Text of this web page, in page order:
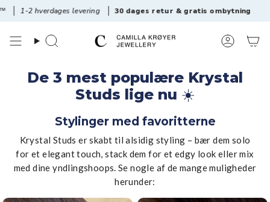
Videre levering 30 dages retur & gratis ombytning Det
Søg Konto
De 3 mest populære Krystal
Studs lige nu ☀️
Stylinger med favoritterne
Krystal Studs er skabt til alsidig styling – bær dem solo
for et elegant touch, stack dem for et edgy look eller mix
med dine yndlingshoops. Se nogle af de mange muligheder
herunder: